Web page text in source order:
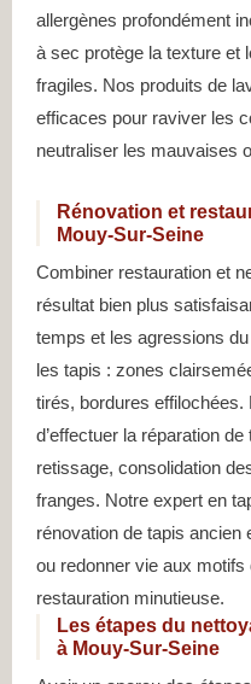
allergènes profondément
à sec protège la texture et
fragiles. Nos produits de
efficaces pour raviver les
neutraliser les mauvaises
Rénovation et
Mouy-Sur-Seine
Combiner restauration et
résultat bien plus
temps et les agressions
les tapis : zones
tirés, bordures
d’effectuer la réparation
retissage, consolidation
franges. Notre expert en
rénovation de tapis ancien
ou redonner vie aux motifs
restauration minutieuse.
Les étapes du
à Mouy-Sur-Seine